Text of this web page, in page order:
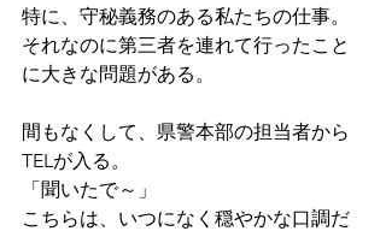
特に、守秘義務のある私たちの仕事。
それなのに第三者を連れて行ったこと
に大きな問題がある。
間もなくして、県警本部の担当者から
TELが入る。
「聞いたで～」
こちらは、いつになく穏やかな口調だ